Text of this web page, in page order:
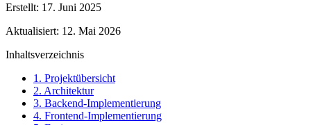
Erstellt: 17. Juni 2025
Aktualisiert: 12. Mai 2026
Inhaltsverzeichnis
1. Projektübersicht
2. Architektur
3. Backend-Implementierung
4. Frontend-Implementierung